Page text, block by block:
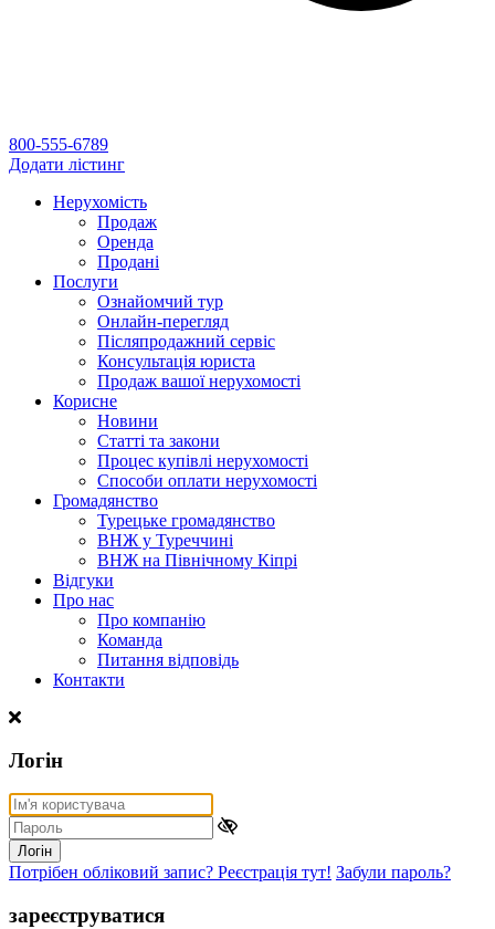
800-555-6789
Додати лістинг
Нерухомість
Продаж
Оренда
Продані
Послуги
Ознайомчий тур
Онлайн-перегляд
Післяпродажний сервіс
Консультація юриста
Продаж вашої нерухомості
Корисне
Новини
Статті та закони
Процес купівлі нерухомості
Способи оплати нерухомості
Громадянство
Турецьке громадянство
ВНЖ у Туреччині
ВНЖ на Північному Кіпрі
Відгуки
Про нас
Про компанію
Команда
Питання відповідь
Контакти
Логін
Логін
Потрібен обліковий запис? Реєстрація тут! Забули пароль?
зареєструватися